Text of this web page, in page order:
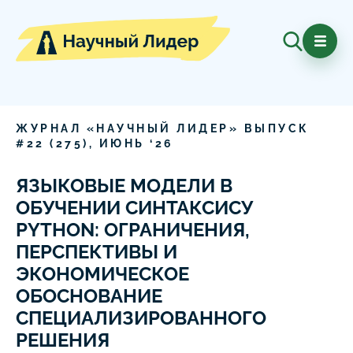
ЖУРНАЛ «НАУЧНЫЙ ЛИДЕР» ВЫПУСК
# 22 ( 275), ИЮНЬ ‘ 26
ЯЗЫКОВЫЕ МОДЕЛИ В
ОБУЧЕНИИ СИНТАКСИСУ
PYTHON: ОГРАНИЧЕНИЯ,
ПЕРСПЕКТИВЫ И
ЭКОНОМИЧЕСКОЕ
ОБОСНОВАНИЕ
СПЕЦИАЛИЗИРОВАННОГО
РЕШЕНИЯ